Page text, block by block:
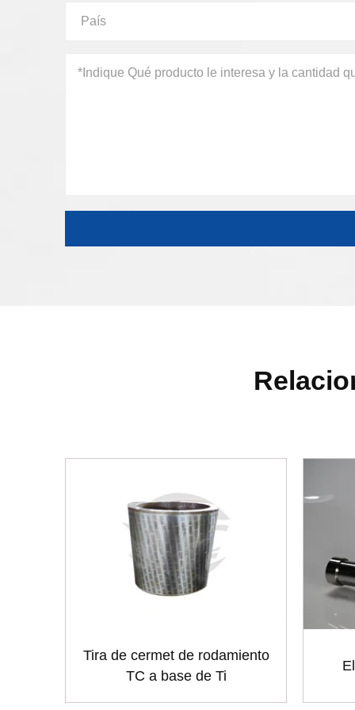
Tira de cermet de rodamiento
TC a base de Ti